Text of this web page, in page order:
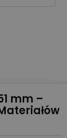
mm –